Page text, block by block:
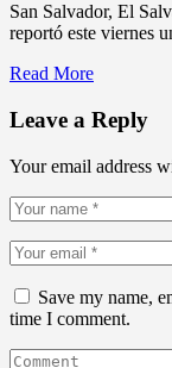
San Salvador, El
reportó este viernes
Read More
Leave a Reply
Your email address
Save my name,
time I comment.